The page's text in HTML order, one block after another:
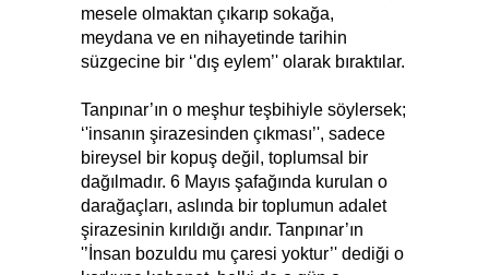
mesele olmaktan çıkarıp sokağa,
meydana ve en nihayetinde tarihin
süzgecine bir ‘'dış eylem’' olarak bıraktılar.
Tanpınar’ın o meşhur teşbihiyle söylersek;
‘'insanın şirazesinden çıkması’', sadece
bireysel bir kopuş değil, toplumsal bir
dağılmadır. 6 Mayıs şafağında kurulan o
darağaçları, aslında bir toplumun adalet
şirazesinin kırıldığı andır. Tanpınar’ın
'’İnsan bozuldu mu çaresi yoktur’' dediği o